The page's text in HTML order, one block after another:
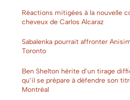
Réactions mitigées à la nouvelle
cheveux de Carlos Alcaraz
Sabalenka pourrait affronter
Toronto
Ben Shelton hérite d’un tirage
qu’il se prépare à défendre son
Montréal